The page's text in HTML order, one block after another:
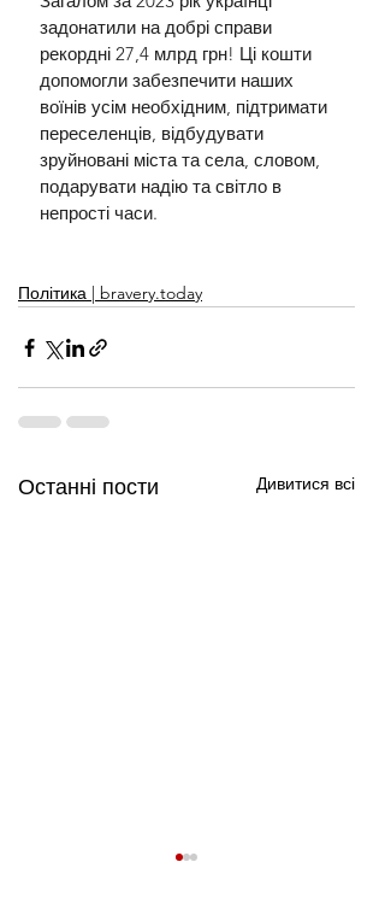
задонатили на добрі справи
рекордні 27,4 млрд грн! Ці кошти
допомогли забезпечити наших
воїнів усім необхідним, підтримати
переселенців, відбудувати
зруйновані міста та села, словом,
подарувати надію та світло в
непрості часи.
Політика | bravery.today
Останні пости Дивитися всі